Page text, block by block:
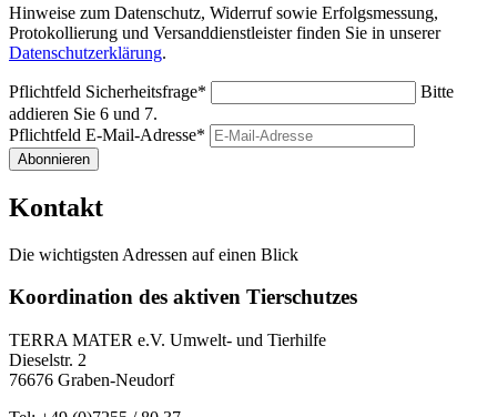
Hinweise zum Datenschutz, Widerruf sowie Erfolgsmessung,
Protokollierung und Versanddienstleister finden Sie in unserer
Datenschutzerklärung.
Pflichtfeld Sicherheitsfrage*
Bitte
addieren Sie 6 und 7.
Pflichtfeld E-Mail-Adresse*
Abonnieren
Kontakt
Die wichtigsten Adressen auf einen Blick
Koordination des aktiven Tierschutzes
TERRA MATER e.V. Umwelt- und Tierhilfe
Dieselstr. 2
76676 Graben-Neudorf